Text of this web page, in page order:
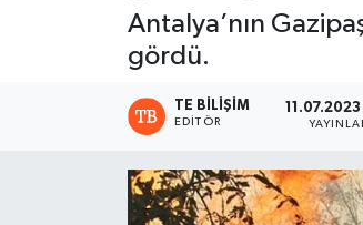
Antalya’nın
gördü.
TE BILIŞIM
EDITÖR
Süper Lig Puan Durumu ve Fikstür
Tüm Manşetler
Haber Arşivi